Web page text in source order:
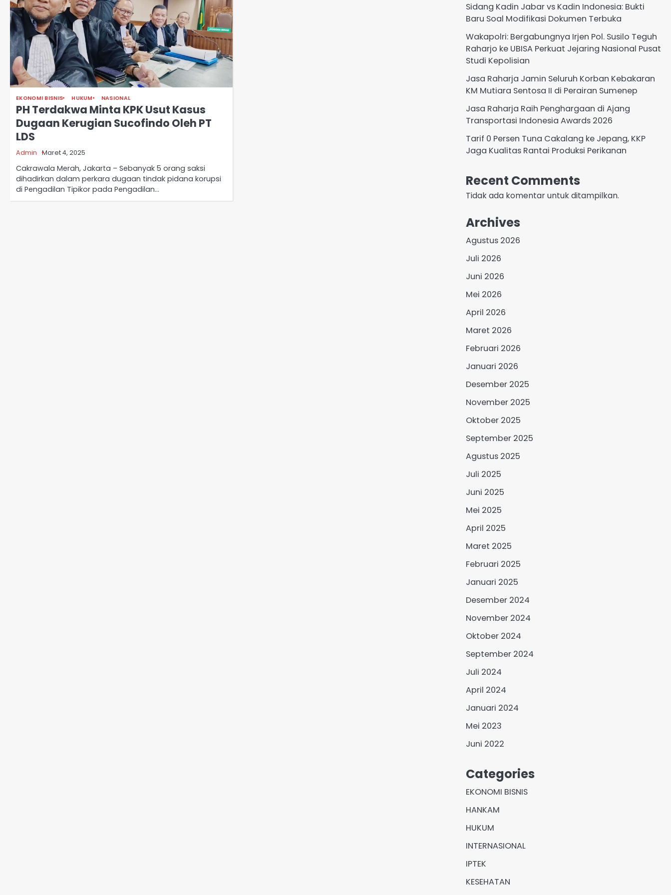
EKONOMI BISNIS HUKUM NASIONAL
PH Terdakwa Minta KPK Usut Kasus
Dugaan Kerugian Sucofindo Oleh PT
LDS
Admin Maret 4, 2025
Cakrawala Merah, Jakarta – Sebanyak 5 orang saksi
dihadirkan dalam perkara dugaan tindak pidana korupsi
di Pengadilan Tipikor pada Pengadilan…
Sidang Kadin Jabar vs Kadin Indonesia: Bukti
Baru Soal Modifikasi Dokumen Terbuka
Wakapolri: Bergabungnya Irjen Pol. Susilo Teguh
Raharjo ke UBISA Perkuat Jejaring Nasional Pusat
Studi Kepolisian
Jasa Raharja Jamin Seluruh Korban Kebakaran
KM Mutiara Sentosa II di Perairan Sumenep
Jasa Raharja Raih Penghargaan di Ajang
Transportasi Indonesia Awards 2026
Tarif 0 Persen Tuna Cakalang ke Jepang, KKP
Jaga Kualitas Rantai Produksi Perikanan
Recent Comments
Tidak ada komentar untuk ditampilkan.
Archives
Agustus 2026
Juli 2026
Juni 2026
Mei 2026
April 2026
Maret 2026
Februari 2026
Januari 2026
Desember 2025
November 2025
Oktober 2025
September 2025
Agustus 2025
Juli 2025
Juni 2025
Mei 2025
April 2025
Maret 2025
Februari 2025
Januari 2025
Desember 2024
November 2024
Oktober 2024
September 2024
Juli 2024
April 2024
Januari 2024
Mei 2023
Juni 2022
Categories
EKONOMI BISNIS
HANKAM
HUKUM
INTERNASIONAL
IPTEK
KESEHATAN